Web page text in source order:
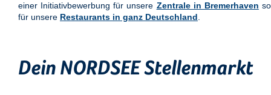
einer Initiativbewerbung für unsere Zentrale in Bremerhaven
für unsere Restaurants in ganz Deutschland
Dein NORDSEE Stellenmarkt